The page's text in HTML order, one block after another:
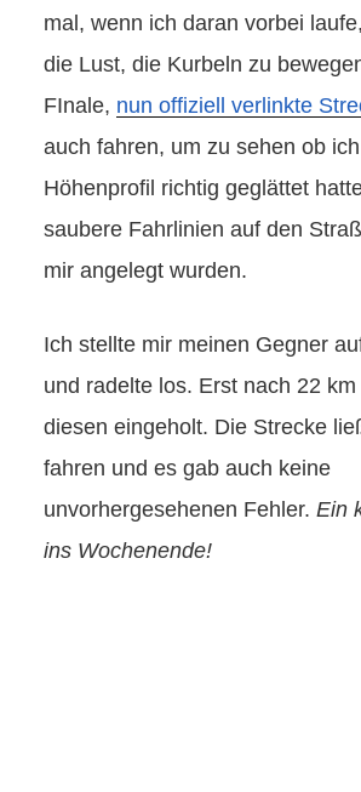
mal, wenn ich daran vorbei
die Lust, die Kurbeln zu
FInale, nun offiziell verlinkte
auch fahren, um zu sehen ob
Höhenprofil richtig geglättet
saubere Fahrlinien auf den
mir angelegt wurden.
Ich stellte mir meinen Gegner
und radelte los. Erst nach 22
diesen eingeholt. Die Strecke
fahren und es gab auch keine
unvorhergesehenen Fehler. Ein
ins Wochenende!